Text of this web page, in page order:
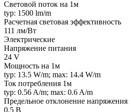
Световой поток на 1м
typ: 1500 lm/m
Расчетная световая эффективность
111 лм/Вт
Электрические
Напряжение питания
24 V
Мощность на 1м
typ: 13.5 W/m; max: 14.4 W/m
Ток потребления 1м
typ: 0.56 A/m; max: 0.6 A/m
Предельное отклонение напряжения
0.5 В